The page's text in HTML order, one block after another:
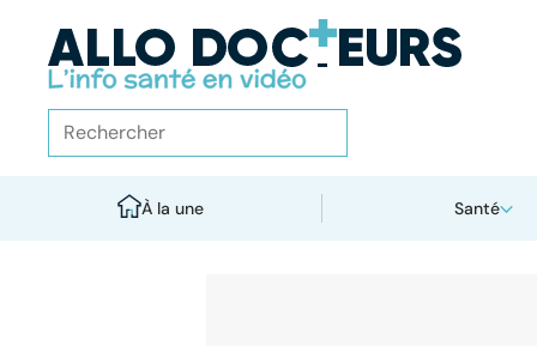
À la une Santé